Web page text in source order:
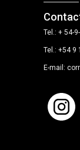
Tel.: + 54-
Tel.: +54 9
E-mail: